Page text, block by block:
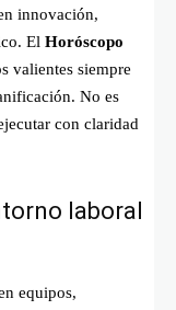
innovación,
El Horóscopo
valientes siempre
No es
con claridad
laboral
equipos,